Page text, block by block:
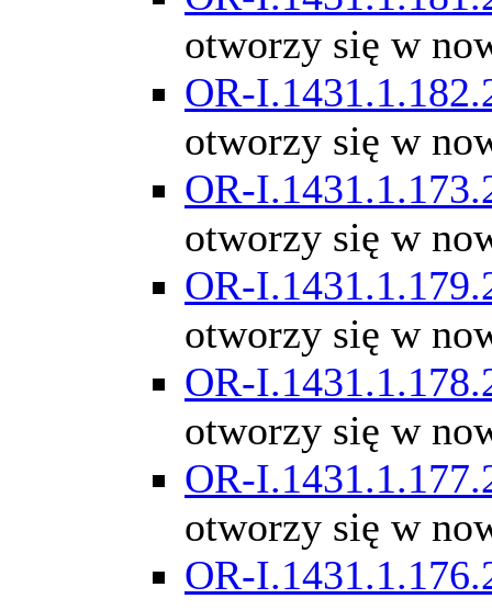
otworzy się w
OR-
otworzy się w
OR-
otworzy się w
OR-
otworzy się w
OR-
otworzy się w
OR-
otworzy się w
OR-